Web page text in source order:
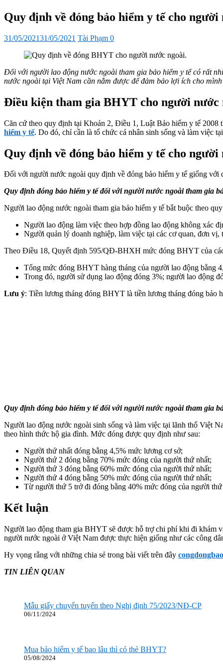
Quy định về đóng bảo hiểm y tế cho
Đăng
31/05/202131/05/2021 Tác
Tài Phạm 0
Đối với người lao động nước ngoài tham gia bảo hiểm y tế có rất
nước ngoài tại Việt Nam cần nắm được để đảm bảo lợi ích cho
Điều kiện tham gia BHYT cho người nước
Căn cứ theo quy định tại Khoản 2, Điều 1, Luật Bảo hiểm y tế 2008
hiểm y tế. Do đó, chỉ cần là tổ chức cá nhân sinh sống và làm việc
Quy định về đóng bảo hiểm y tế cho người
Đối với người nước ngoài quy định về đóng bảo hiểm y tế giống với
Quy định đóng bảo hiểm y tế đối với người nước ngoài tham gia
Người lao động nước ngoài tham gia bảo hiểm y tế bắt buộc theo
Người lao động làm việc theo hợp đồng lao động không xác
Người quản lý doanh nghiệp, làm việc tại các cơ quan, đơn
Theo Điều 18, Quyết định 595/QĐ-BHXH mức đóng BHYT của
Tổng mức đóng BHYT hàng tháng của người lao động bằng
Trong đó, người sử dụng lao động đóng 3%; người lao động
Lưu ý: Tiền lương tháng đóng BHYT là tiền lương tháng đóng bảo
Quy định đóng bảo hiểm y tế đối với người nước ngoài tham gia
Người lao động nước ngoài sinh sống và làm việc tại lãnh thổ Việt
theo hình thức hộ gia đình. Mức đóng được quy định như sau:
Người thứ nhất đóng bằng 4,5% mức lương cơ sở;
Người thứ 2 đóng bằng 70% mức đóng của người thứ nhất;
Người thứ 3 đóng bằng 60% mức đóng của người thứ nhất;
Người thứ 4 đóng bằng 50% mức đóng của người thứ nhất;
Từ người thứ 5 trở đi đóng bằng 40% mức đóng của người thứ
Kết luận
Người lao động tham gia BHYT sẽ được hỗ trợ chi phí khi đi khám
người nước ngoài ở Việt Nam được thực hiện giống như các công
Hy vọng rằng với những chia sẻ trong bài viết trên đây
TIN LIÊN QUAN
Mẫu giấy chuyển tuyến theo Nghị định 75/2023/NĐ-CP
06/11/2024
Mua bảo hiểm y tế bao lâu thì có thẻ BHYT?
05/08/2024